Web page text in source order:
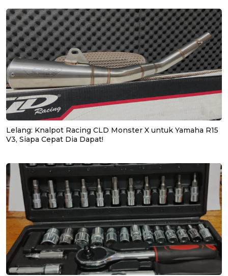
Lelang: Knalpot Racing CLD Monster X untuk Yamaha R15
V3, Siapa Cepat Dia Dapat!